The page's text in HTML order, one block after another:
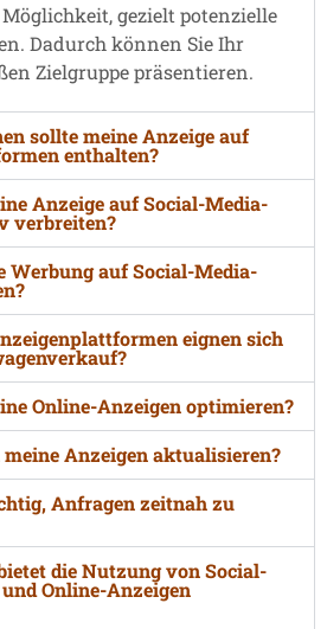
gezielt potenzielle
Dadurch können Sie Ihr
Zielgruppe präsentieren.
sollte meine Anzeige auf
enthalten?
Anzeige auf Social-Media-
verbreiten?
Werbung auf Social-Media-
eignen sich
Online-Anzeigen optimieren?
Anzeigen aktualisieren?
Anfragen zeitnah zu
die Nutzung von Social-
Online-Anzeigen